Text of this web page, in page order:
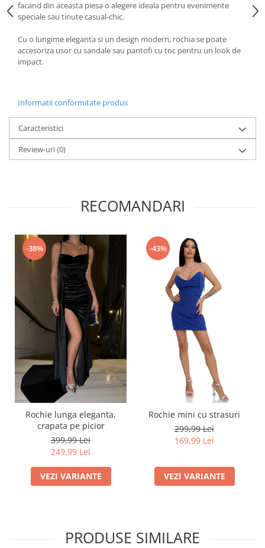
facand din aceasta piesa o alegere ideala pentru evenimente
speciale sau tinute casual-chic.
Cu o lungime eleganta si un design modern, rochia se poate
accesoriza usor cu sandale sau pantofi cu toc pentru un look de
impact.
Informatii conformitate produs
Caracteristici
Review-uri(0)
RECOMANDARI
-38%
Rochie lunga eleganta,
crapata pe picior
399,99 Lei
249,99 Lei
VEZI VARIANTE
-43%
Rochie mini cu strasuri
299,99 Lei
169,99 Lei
VEZI VARIANTE
PRODUSE SIMILARE